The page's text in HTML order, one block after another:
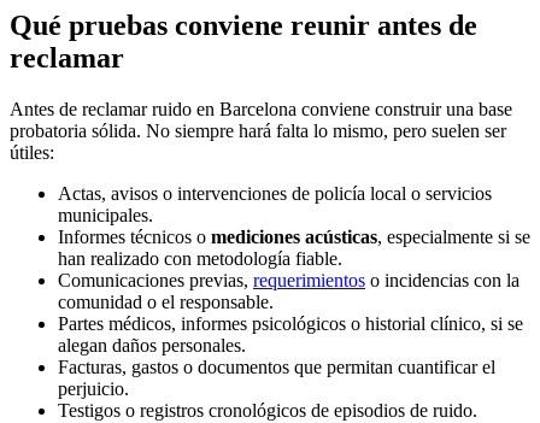
Qué pruebas conviene reunir antes de
reclamar
Antes de reclamar ruido en Barcelona conviene construir una base
probatoria sólida. No siempre hará falta lo mismo, pero suelen ser
útiles:
Actas, avisos o intervenciones de policía local o servicios
municipales.
Informes técnicos o mediciones acústicas, especialmente si se
han realizado con metodología fiable.
Comunicaciones previas, requerimientos o incidencias con la
comunidad o el responsable.
Partes médicos, informes psicológicos o historial clínico, si se
alegan daños personales.
Facturas, gastos o documentos que permitan cuantificar el
perjuicio.
Testigos o registros cronológicos de episodios de ruido.